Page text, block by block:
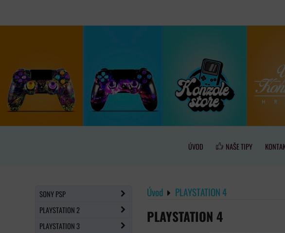
ÚVOD NAŠE TIPY
Úvod PLAYSTATION 4
PLAYSTATION 4
SONY PSP
PLAYSTATION 2
PLAYSTATION 3